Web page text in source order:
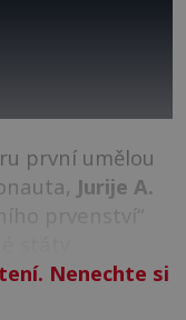
první umělou
Jurije A.
prvenství“
Nenechte si